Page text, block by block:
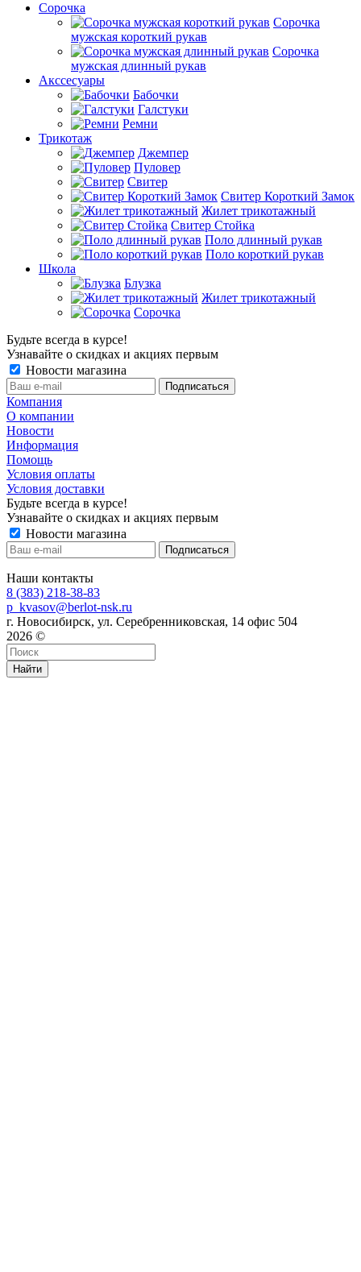
Сорочка
Сорочка
мужская короткий рукав
Сорочка
мужская длинный рукав
Акссесуары
Бабочки
Галстуки
Ремни
Трикотаж
Джемпер
Пуловер
Свитер
Свитер Короткий Замок
Жилет трикотажный
Свитер Стойка
Поло длинный рукав
Поло короткий рукав
Школа
Блузка
Жилет трикотажный
Сорочка
Будьте всегда в курсе!
Узнавайте о скидках и акциях первым
Новости магазина
Компания
О компании
Новости
Информация
Помощь
Условия оплаты
Условия доставки
Будьте всегда в курсе!
Узнавайте о скидках и акциях первым
Новости магазина
Наши контакты
8 (383) 218-38-83
p_kvasov@berlot-nsk.ru
г. Новосибирск, ул. Серебренниковская, 14 офис 504
2026 ©
Найти